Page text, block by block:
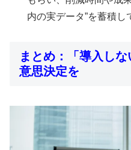
内の実データ”を蓄積し
まとめ：「導入し
意思決定を